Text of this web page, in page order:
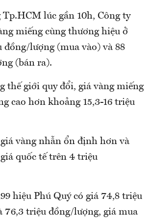
lúc gần 10h, Công ty
miếng cùng thương hiệu ở
đồng/lượng (mua vào) và 88
(bán ra).
thế giới quy đổi, giá vàng miếng
cao hơn khoảng 15,3-16 triệu
vàng nhẫn ổn định hơn và
quốc tế trên 4 triệu
hiệu Phú Quý có giá 74,8 triệu
76,3 triệu đồng/lượng, giá mua